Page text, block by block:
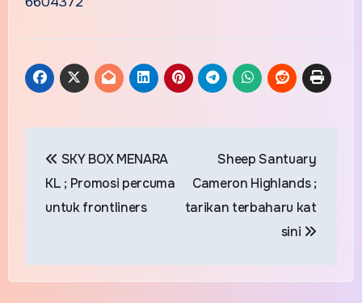
navigation
SKY BOX MENARA
KL ; Promosi percuma
untuk frontliners
Sheep Santuary
Cameron Highlands ;
tarikan terbaharu kat
sini